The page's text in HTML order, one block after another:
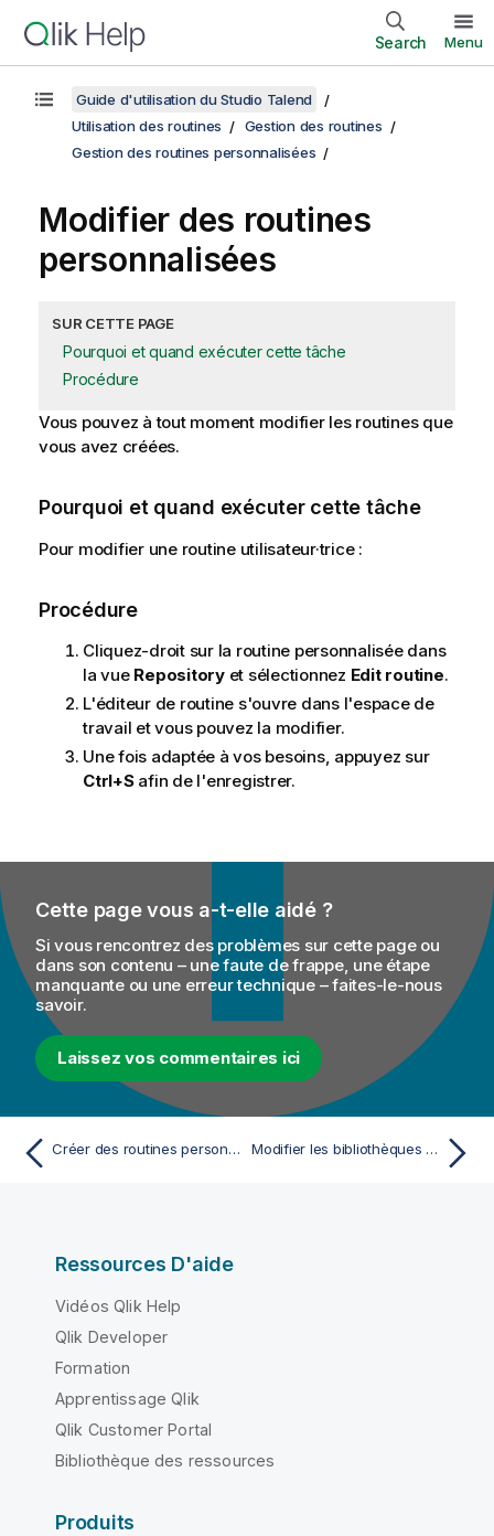
Search Menu
Guide d'utilisation du Studio Talend
Utilisation des routines
Gestion des routines
Gestion des routines personnalisées
Modifier des routines
personnalisées
SUR CETTE PAGE
Pourquoi et quand exécuter cette tâche
Procédure
Vous pouvez à tout moment modifier les routines que
vous avez créées.
Pourquoi et quand exécuter cette tâche
Pour modifier une routine utilisateur·trice :
Procédure
Cliquez-droit sur la routine personnalisée dans
la vue Repositoryet sélectionnez Edit routine.
L'éditeur de routine s'ouvre dans l'espace de
travail et vous pouvez la modifier.
Une fois adaptée à vos besoins, appuyez sur
Ctrl+Safin de l'enregistrer.
Cette page vous a-t-elle aidé ?
Si vous rencontrez des problèmes sur cette page ou
dans son contenu – une faute de frappe, une étape
manquante ou une erreur technique – faites-le-nous
savoir.
Laissez vos commentaires ici
Créer des routines personnalisées Modifier les bibliothèques des routines personnalisées
Ressources D'aide
Vidéos Qlik Help
Qlik Developer
Formation
Apprentissage Qlik
Qlik Customer Portal
Bibliothèque des ressources
Produits